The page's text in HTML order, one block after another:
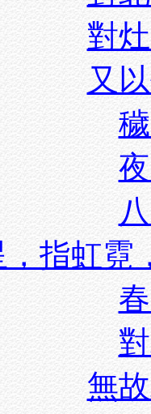
對
又
，指虹霓
無